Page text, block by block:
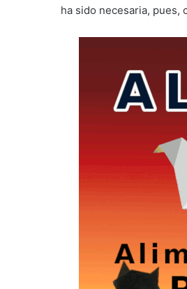
ha sido necesaria, pues,